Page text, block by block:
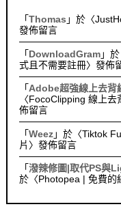
「Thomas 」於〈
發佈留言
「 DownloadGram」
式且不需要註冊〉發佈
「Adobe超強線上去背
〈FocoClipping 線上去
佈留言
「Weez」於〈Tiktok
片 〉發佈留言
「潑辣修圖|取代PS與
於〈Photopea | 免費的